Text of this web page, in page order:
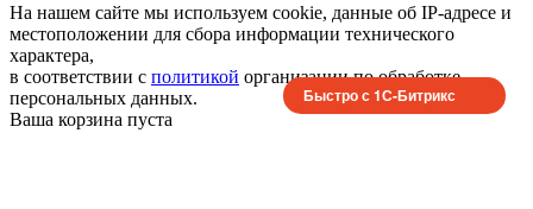
На нашем сайте мы используем cookie, данные об IP-адресе и
местоположении для сбора информации технического
характера,
в соответствии с политикой организации по обработке
персональных данных.
Ваша корзина пуста
Быстро с 1С-Битрикс